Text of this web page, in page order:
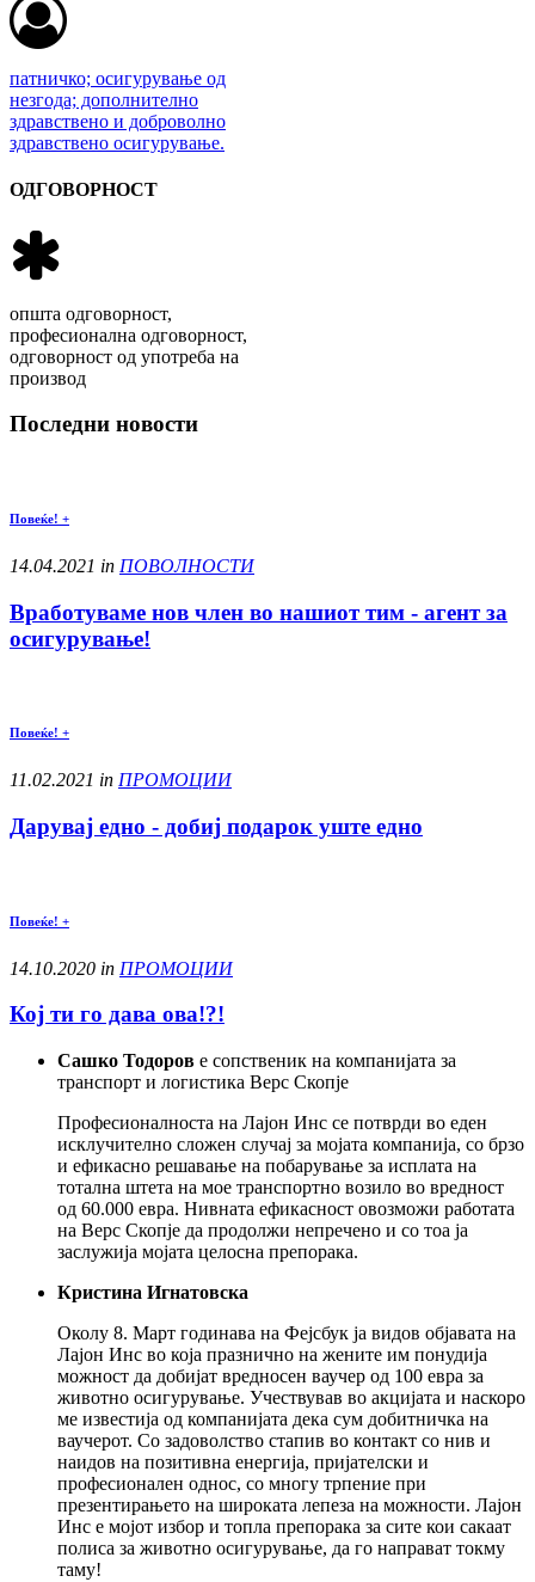
патничко; осигурување од
незгода; дополнително
здравствено и доброволно
здравствено осигурување.
ОДГОВОРНОСТ
општа одговорност,
професионална одговорност,
одговорност од употреба на
производ
Последни новости
Повеќе! +
14.04.2021 in ПОВОЛНОСТИ
Вработуваме нов член во нашиот тим - агент за
осигурување!
Повеќе! +
11.02.2021 in ПРОМОЦИИ
Дарувај едно - добиј подарок уште едно
Повеќе! +
14.10.2020 in ПРОМОЦИИ
Кој ти го дава ова!?!
Сашко Тодоров е сопственик на компанијата за
транспорт и логистика Верс Скопје
Професионалноста на Лајон Инс се потврди во еден
исклучително сложен случај за мојата компанија, со брзо
и ефикасно решавање на побарување за исплата на
тотална штета на мое транспортно возило во вредност
од 60.000 евра. Нивната ефикасност овозможи работата
на Верс Скопје да продолжи непречено и со тоа ја
заслужија мојата целосна препорака.
Кристина Игнатовска
Околу 8. Март годинава на Фејсбук ја видов објавата на
Лајон Инс во која празнично на жените им понудија
можност да добијат вредносен ваучер од 100 евра за
животно осигурување. Учествував во акцијата и наскоро
ме известија од компанијата дека сум дoбитничка на
ваучерот. Со задоволство стапив во контакт со нив и
наидов на позитивна енергија, пријателски и
професионален однос, со многу трпение при
презентирањето на широката лепеза на можности. Лајон
Инс е мојот избор и топла препорака за сите кои сакаат
полиса за животно осигурување, да го направат токму
таму!